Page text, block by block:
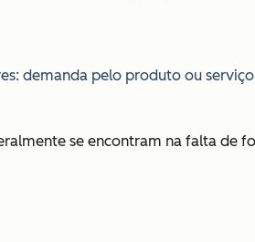
demanda pelo produto ou
se encontram na falta de